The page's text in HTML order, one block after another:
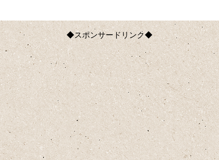
◆スポンサードリンク◆